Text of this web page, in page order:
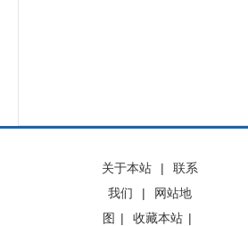
关于本站 |
联系
我们
|
网站地
图 | 收藏本站 |